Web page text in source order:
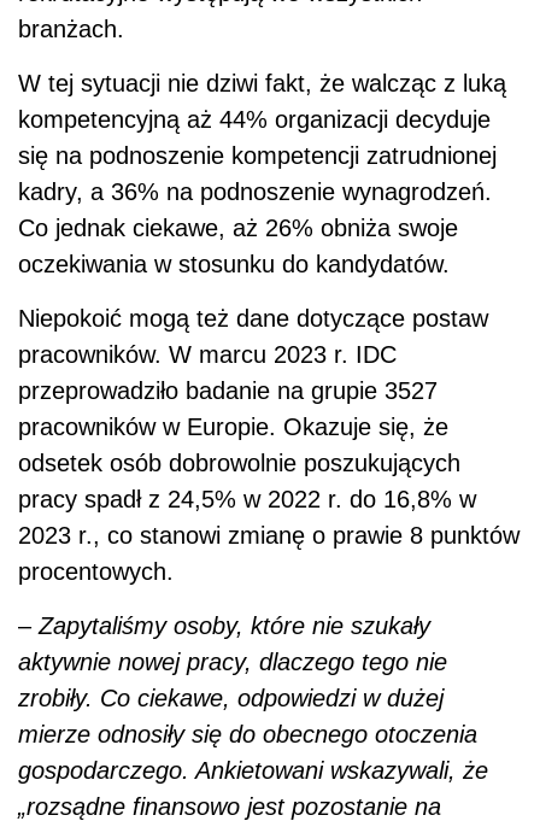
branżach.
W tej sytuacji nie dziwi fakt, że walcząc z luką
kompetencyjną aż 44% organizacji decyduje
się na podnoszenie kompetencji zatrudnionej
kadry, a 36% na podnoszenie wynagrodzeń.
Co jednak ciekawe, aż 26% obniża swoje
oczekiwania w stosunku do kandydatów.
Niepokoić mogą też dane dotyczące postaw
pracowników. W marcu 2023 r. IDC
przeprowadziło badanie na grupie 3527
pracowników w Europie. Okazuje się, że
odsetek osób dobrowolnie poszukujących
pracy spadł z 24,5% w 2022 r. do 16,8% w
2023 r., co stanowi zmianę o prawie 8 punktów
procentowych.
– Zapytaliśmy osoby, które nie szukały
aktywnie nowej pracy, dlaczego tego nie
zrobiły. Co ciekawe, odpowiedzi w dużej
mierze odnosiły się do obecnego otoczenia
gospodarczego. Ankietowani wskazywali, że
„rozsądne finansowo jest pozostanie na